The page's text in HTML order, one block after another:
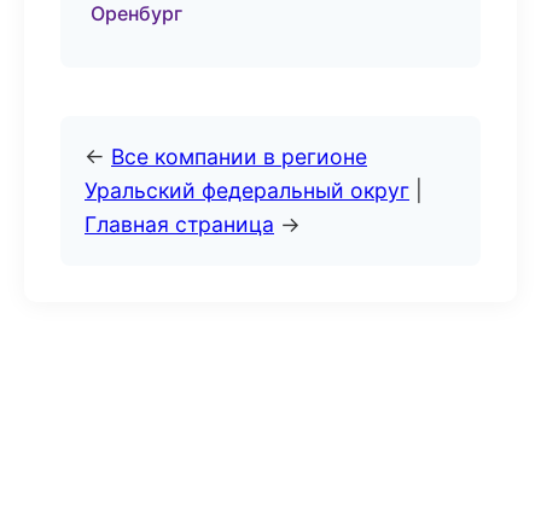
Оренбург
← Все компании в регионе
Уральский федеральный округ
Главная страница →